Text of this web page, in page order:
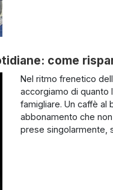
come
Nel ritmo frenetico
accorgiamo di quanto
famigliare. Un caffè al
abbonamento che
prese singolarmente,